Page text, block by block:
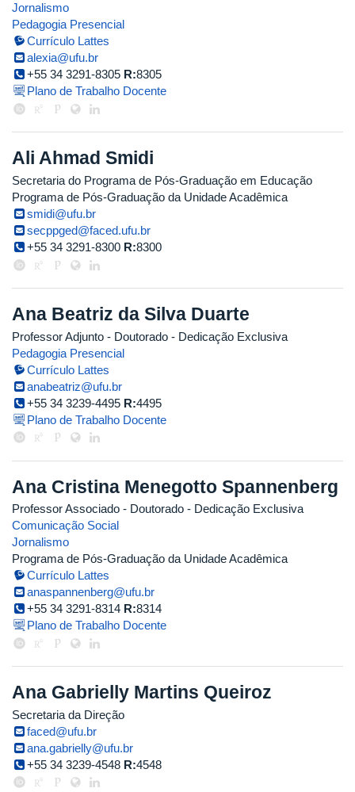
Jornalismo
Pedagogia Presencial
Currículo Lattes
alexia@ufu.br
+55 34 3291-8305 R:8305
Plano de Trabalho Docente
Ali Ahmad Smidi
Secretaria do Programa de Pós-Graduação em Educação
Programa de Pós-Graduação da Unidade Acadêmica
smidi@ufu.br
secppged@faced.ufu.br
+55 34 3291-8300 R:8300
Ana Beatriz da Silva Duarte
Professor Adjunto - Doutorado - Dedicação Exclusiva
Pedagogia Presencial
Currículo Lattes
anabeatriz@ufu.br
+55 34 3239-4495 R:4495
Plano de Trabalho Docente
Ana Cristina Menegotto Spannenberg
Professor Associado - Doutorado - Dedicação Exclusiva
Comunicação Social
Jornalismo
Programa de Pós-Graduação da Unidade Acadêmica
Currículo Lattes
anaspannenberg@ufu.br
+55 34 3291-8314 R:8314
Plano de Trabalho Docente
Ana Gabrielly Martins Queiroz
Secretaria da Direção
faced@ufu.br
ana.gabrielly@ufu.br
+55 34 3239-4548 R:4548